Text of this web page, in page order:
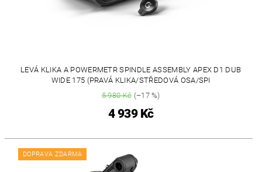
LEVÁ KLIKA A POWERMETR SPINDLE ASSEMBLY APEX D1 DUB
WIDE 175 (PRAVÁ KLIKA/STŘEDOVÁ OSA/SPI
5 980 Kč(–17 %)
4 939 Kč
DOPRAVA ZDARMA